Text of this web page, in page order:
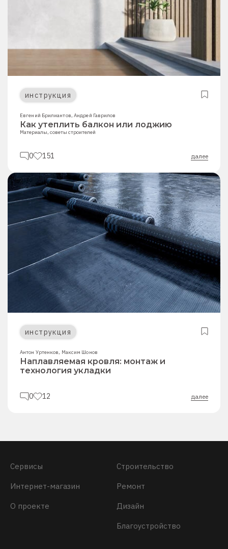
инструкция
Евгений Брилиантов,Андрей Гаврилов
Как утеплить балкон или лоджию
Материалы, советы строителей
0 151 далее
инструкция
Антон Уртенков, Максим Шонов
Наплавляемая кровля: монтаж и
технология укладки
0 12 далее
Сервисы
Интернет-магазин
О проекте
Строительство
Ремонт
Дизайн
Благоустройство